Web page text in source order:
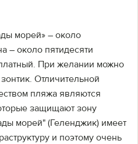
морей» – около
– около пятидесяти
При желании можно
Отличительной
пляжа являются
защищают зону
морей" (Геленджик) имеет
и поэтому очень